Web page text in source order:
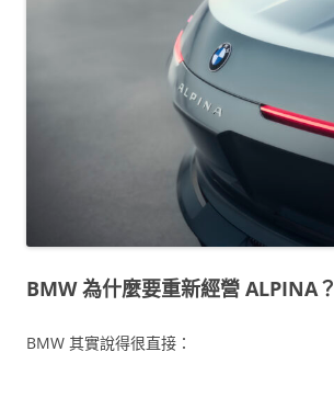
BMW 為什麼要重新經營 ALPINA？
BMW 其實說得很直接：